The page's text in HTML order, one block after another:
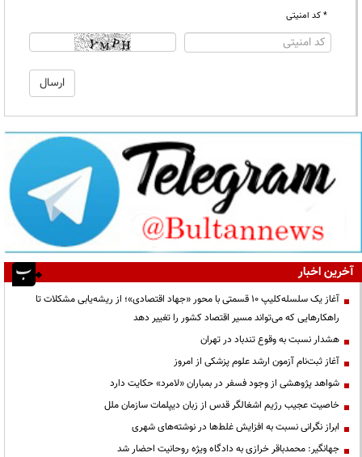
* کد امنیتی
آخرین اخبار
آغاز یک سلسله‌کلیپ ۱۰ قسمتی با محور «جهاد اقتصادی»؛ از ریشه‌یابی مشکلات تا
راهکارهایی که می‌تواند مسیر اقتصاد کشور را تغییر دهد
هشدار نسبت به وقوع تندباد در تهران
آغاز ثبت‌نام آزمون ارشد علوم پزشکی از امروز
شواهد پژوهشی از وجود فسفر در بمباران «لامرد» حکایت دارد
خاصیت عجیب رژیم اشغالگر قدس از زبان دیپلمات سازمان ملل
ابراز نگرانی نسبت به افزایش غلط‌ها در نوشته‌های شهری
جهانگیر: محمدباقر خرازی به دادگاه ویژه روحانیت احضار شد